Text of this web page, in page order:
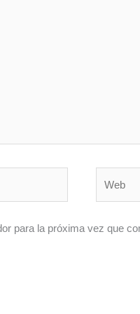
para la próxima vez que